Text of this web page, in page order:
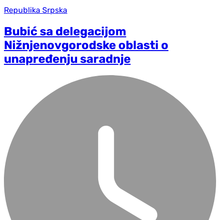
Republika Srpska
Bubić sa delegacijom
Nižnjenovgorodske oblasti o
unapređenju saradnje